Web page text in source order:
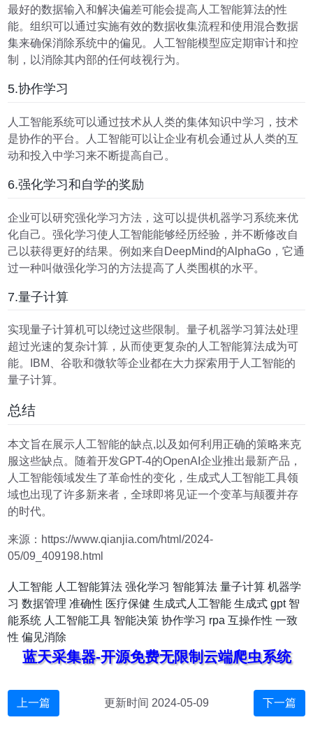
最好的数据输入和解决偏差可能会提高人工智能算法的性
能。组织可以通过实施有效的数据收集流程和使用混合数据
集来确保消除系统中的偏见。人工智能模型应定期审计和控
制，以消除其内部的任何歧视行为。
5.协作学习
人工智能系统可以通过技术从人类的集体知识中学习，技术
是协作的平台。人工智能可以让企业有机会通过从人类的互
动和投入中学习来不断提高自己。
6.强化学习和自学的奖励
企业可以研究强化学习方法，这可以提供机器学习系统来优
化自己。强化学习使人工智能能够经历经验，并不断修改自
己以获得更好的结果。例如来自DeepMind的AlphaGo，它通
过一种叫做强化学习的方法提高了人类围棋的水平。
7.量子计算
实现量子计算机可以绕过这些限制。量子机器学习算法处理
超过光速的复杂计算，从而使更复杂的人工智能算法成为可
能。IBM、谷歌和微软等企业都在大力探索用于人工智能的
量子计算。
总结
本文旨在展示人工智能的缺点,以及如何利用正确的策略来克
服这些缺点。随着开发GPT-4的OpenAI企业推出最新产品，
人工智能领域发生了革命性的变化，生成式人工智能工具领
域也出现了许多新来者，全球即将见证一个变革与颠覆并存
的时代。
来源：https://www.qianjia.com/html/2024-
05/09_409198.html
人工智能 人工智能算法 强化学习 智能算法 量子计算 机器学
习 数据管理 准确性 医疗保健 生成式人工智能 生成式 gpt 智
能系统 人工智能工具 智能决策 协作学习 rpa 互操作性 一致
性 偏见消除
蓝天采集器-开源免费无限制云端爬虫系统
上一篇 更新时间 2024-05-09 下一篇